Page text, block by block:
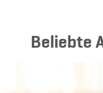
Beliebte